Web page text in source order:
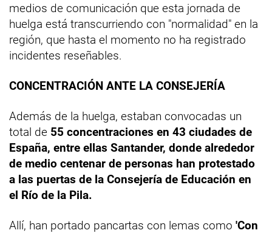
medios de comunicación que esta jornada de
huelga está transcurriendo con "normalidad" en la
región, que hasta el momento no ha registrado
incidentes reseñables.
CONCENTRACIÓN ANTE LA CONSEJERÍA
Además de la huelga, estaban convocadas un
total de 55 concentraciones en 43 ciudades de
España, entre ellas Santander, donde alrededor
de medio centenar de personas han protestado
a las puertas de la Consejería de Educación en
el Río de la Pila.
Allí, han portado pancartas con lemas como 'Con